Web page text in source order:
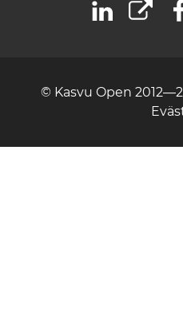
LinkedIn
X
© Kasvu Open